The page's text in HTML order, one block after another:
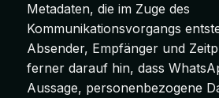
Metadaten, die im Zuge des
Kommunikationsvorgangs
Absender, Empfänger und
ferner darauf hin, dass
Aussage, personenbezogene